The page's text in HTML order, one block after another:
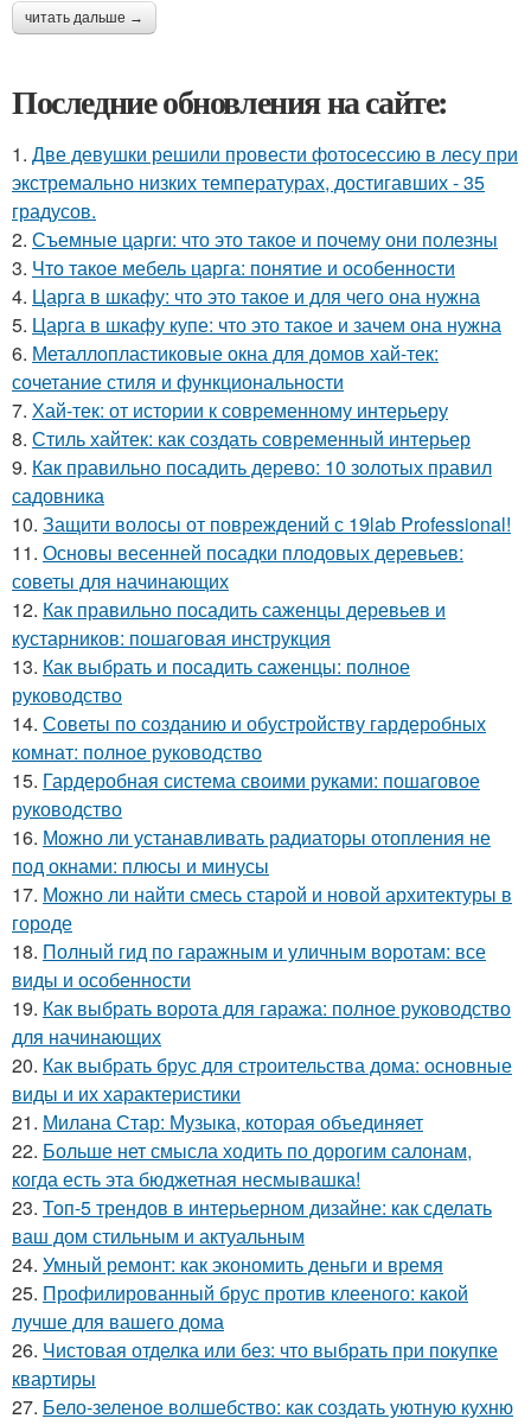
читать дальше →
Последние обновления на сайте:
1. Две девушки решили провести фотосессию в лесу при
экстремально низких температурах, достигавших - 35
градусов.
2. Съемные царги: что это такое и почему они полезны
3. Что такое мебель царга: понятие и особенности
4. Царга в шкафу: что это такое и для чего она нужна
5. Царга в шкафу купе: что это такое и зачем она нужна
6. Металлопластиковые окна для домов хай-тек:
сочетание стиля и функциональности
7. Хай-тек: от истории к современному интерьеру
8. Стиль хайтек: как создать современный интерьер
9. Как правильно посадить дерево: 10 золотых правил
садовника
10. Защити волосы от повреждений с 19lab Professional!
11. Основы весенней посадки плодовых деревьев:
советы для начинающих
12. Как правильно посадить саженцы деревьев и
кустарников: пошаговая инструкция
13. Как выбрать и посадить саженцы: полное
руководство
14. Советы по созданию и обустройству гардеробных
комнат: полное руководство
15. Гардеробная система своими руками: пошаговое
руководство
16. Можно ли устанавливать радиаторы отопления не
под окнами: плюсы и минусы
17. Можно ли найти смесь старой и новой архитектуры в
городе
18. Полный гид по гаражным и уличным воротам: все
виды и особенности
19. Как выбрать ворота для гаража: полное руководство
для начинающих
20. Как выбрать брус для строительства дома: основные
виды и их характеристики
21. Милана Стар: Музыка, которая объединяет
22. Больше нет смысла ходить по дорогим салонам,
когда есть эта бюджетная несмывашка!
23. Топ-5 трендов в интерьерном дизайне: как сделать
ваш дом стильным и актуальным
24. Умный ремонт: как экономить деньги и время
25. Профилированный брус против клееного: какой
лучше для вашего дома
26. Чистовая отделка или без: что выбрать при покупке
квартиры
27. Бело-зеленое волшебство: как создать уютную кухню